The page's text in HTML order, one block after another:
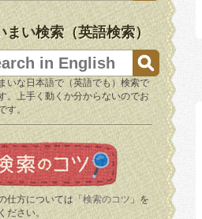
まい検索（英語検索）
いな日本語で（英語でも）検索で
。上手く動くか分からないのでお
す。
仕方については「 検索のコツ 」を
ださい。